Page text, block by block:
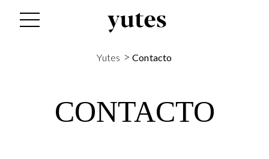
Yutes > Contacto
CONTACTO